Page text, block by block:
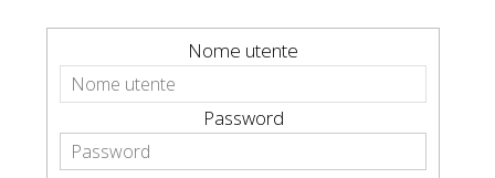
Nome utente
Password